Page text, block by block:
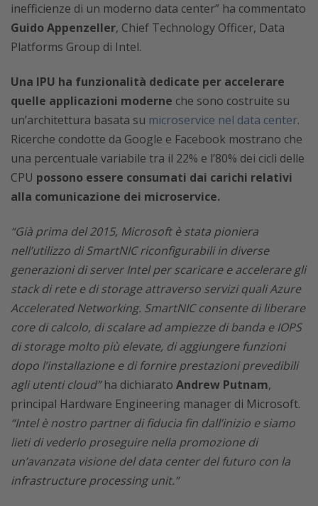
inefficienze di un moderno data center” ha commentato
Guido Appenzeller, Chief Technology Officer, Data
Platforms Group di Intel.
Una IPU ha funzionalità dedicate per accelerare
quelle applicazioni moderne che sono costruite su
un’architettura basata su microservice nel data center.
Ricerche condotte da Google e Facebook mostrano che
una percentuale variabile tra il 22% e l’80% dei cicli delle
CPU possono essere consumati dai carichi relativi
alla comunicazione dei microservice.
“Già prima del 2015, Microsoft è stata pioniera
nell’utilizzo di SmartNIC riconfigurabili in diverse
generazioni di server Intel per scaricare e accelerare gli
stack di rete e di storage attraverso servizi quali Azure
Accelerated Networking. SmartNIC consente di liberare
core di calcolo, di scalare ad ampiezze di banda e IOPS
di storage molto più elevate, di aggiungere funzioni
dopo l’installazione e di fornire prestazioni prevedibili
agli utenti cloud”ha dichiarato Andrew Putnam,
principal Hardware Engineering manager di Microsoft.
“Intel è nostro partner di fiducia fin dall’inizio e siamo
lieti di vederlo proseguire nella promozione di
un’avanzata visione del data center del futuro con la
infrastructure processing unit.”